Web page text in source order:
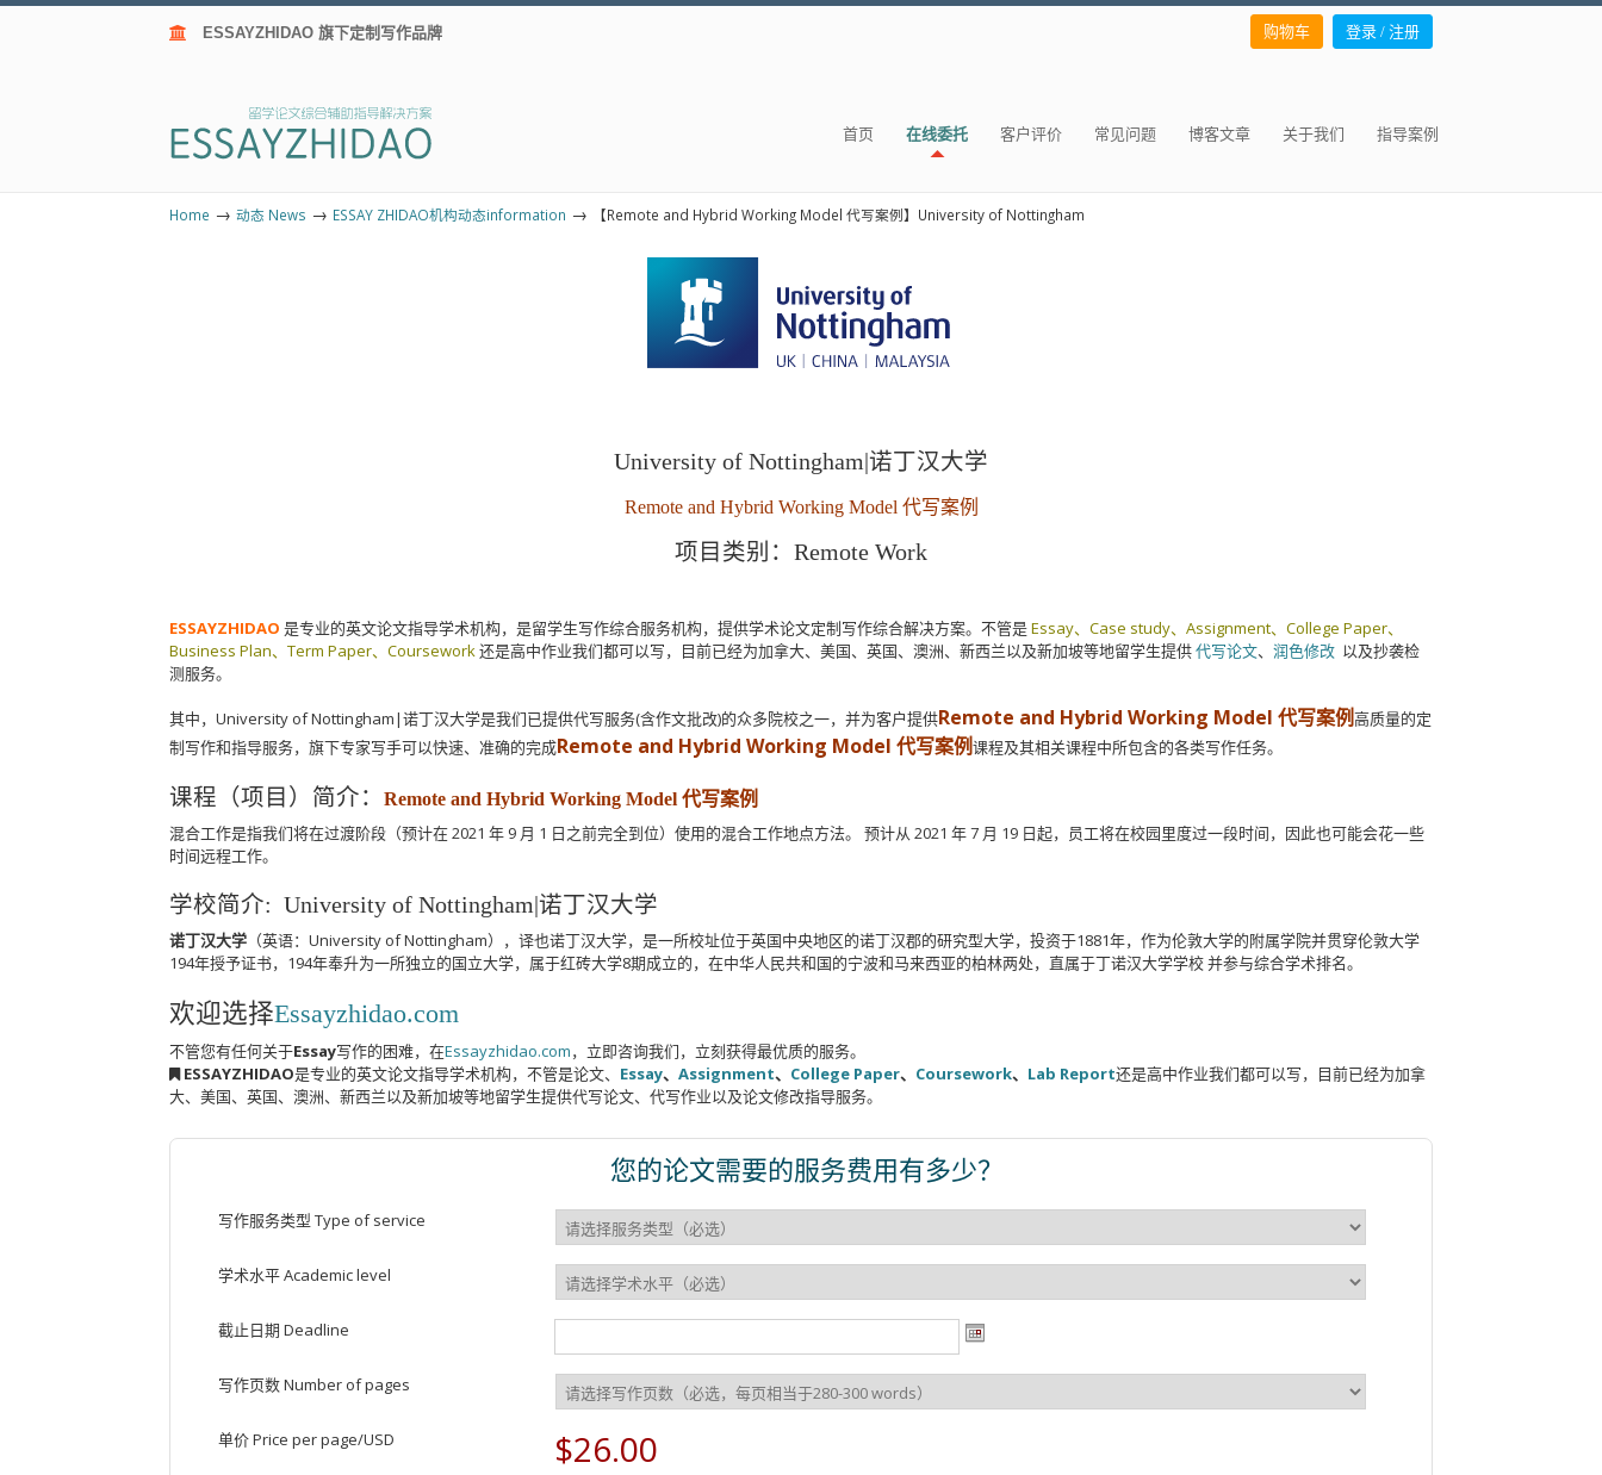
ESSAYZHIDAO 旗下定制写作品牌 购物车 登录 / 注册
首页 在线委托 客户评价 常见问题 博客文章 关于我们 指导案例
Home → 动态 News → ESSAY ZHIDAO机构动态information → 【Remote and Hybrid Working Model 代写案例】University of Nottingham
University of Nottingham|诺丁汉大学
Remote and Hybrid Working Model 代写案例
项目类别：Remote Work
ESSAYZHIDAO 是专业的英文论文指导学术机构，是留学生写作综合服务机构，提供学术论文定制写作综合解决方案。不管是Essay、Case study、Assignment、College Paper、
Business Plan、Term Paper、Coursework还是高中作业我们都可以写，目前已经为加拿大、美国、英国、澳洲、新西兰以及新加坡等地留学生提供代写论文、 润色修改 以及抄袭检
测服务。
其中，University of Nottingham|诺丁汉大学是我们已提供代写服务(含作文批改)的众多院校之一，并为客户提供Remote and Hybrid Working Model 代写案例高质量的定
制写作和指导服务，旗下专家写手可以快速、准确的完成Remote and Hybrid Working Model 代写案例课程及其相关课程中所包含的各类写作任务。
课程（项目）简介： Remote and Hybrid Working Model 代写案例
混合工作是指我们将在过渡阶段（预计在 2021 年 9 月 1 日之前完全到位）使用的混合工作地点方法。
预计从 2021 年 7 月 19 日起，员工将在校园里度过一段时间，因此也可能会花一些
时间远程工作。
学校简介: University of Nottingham|诺丁汉大学
诺丁汉大学 （英语：University of Nottingham），译也诺丁汉大学，是一所校址位于英国中央地区的诺丁汉郡的研究型大学，投资于1881年，作为伦敦大学的附属学院并贯穿伦敦大学
194年授予证书，194年奉升为一所独立的国立大学，属于红砖大学8期成立的，在中华人民共和国的宁波和马来西亚的柏林两处，直属于丁诺汉大学学校并参与综合学术排名。
欢迎选择Essayzhidao.com
不管您有任何关于Essay写作的困难，在Essayzhidao.com，立即咨询我们，立刻获得最优质的服务。
ESSAYZHIDAO是专业的英文论文指导学术机构，不管是论文、 Essay、 Assignment、 College Paper、 Coursework、 Lab Report还是高中作业我们都可以写，目前已经为加拿
大、美国、英国、澳洲、新西兰以及新加坡等地留学生提供代写论文、代写作业以及论文修改指导服务。
您的论文需要的服务费用有多少？
写作服务类型 Type of service
学术水平 Academic level
截止日期 Deadline
写作页数 Number of pages
单价 Price per page/USD $26.00